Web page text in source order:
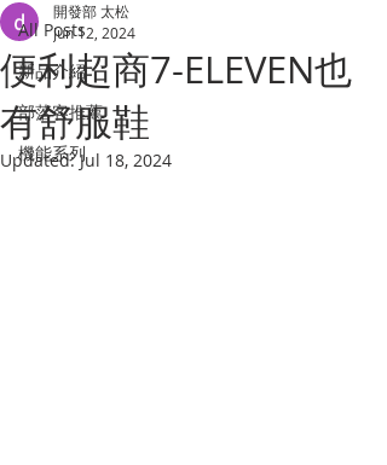
All Posts
新品介紹
部落客推薦
機能系列
便利超商7-ELEVEN也
有舒服鞋
開發部 太松
Jun 12, 2024
Updated:Jul 18, 2024